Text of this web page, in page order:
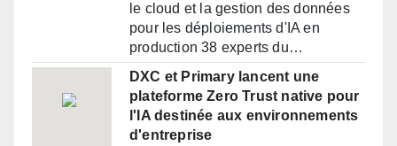
le cloud et la gestion des données
pour les déploiements d'IA en
production 38 experts du…
DXC et Primary lancent une
plateforme Zero Trust native pour
l'IA destinée aux environnements
d'entreprise